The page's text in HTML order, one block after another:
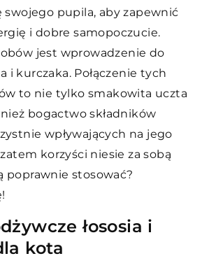
pupila, aby zapewnić
i dobre samopoczucie.
jest wprowadzenie do
i kurczaka. Połączenie tych
to nie tylko smakowita uczta
bogactwo składników
wpływających na jego
korzyści niesie za sobą
poprawnie stosować?
łososia i
kota